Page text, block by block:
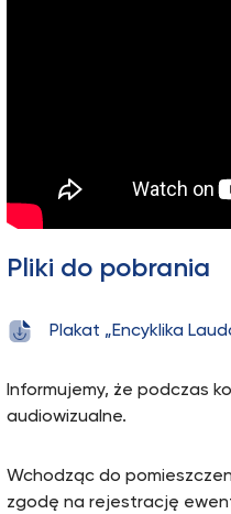
Pliki do pobrania
Plakat „Encyklika
Informujemy, że podczas
audiowizualne.
Wchodząc do
zgodę na rejestrację